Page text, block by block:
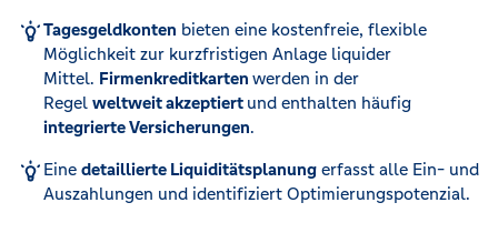
Tagesgeldkonten bieten eine kostenfreie, flexible
Möglichkeit zur kurzfristigen Anlage liquider
Mittel. Firmenkreditkarten werden in der
Regel weltweit akzeptiert und enthalten häufig
integrierte Versicherungen.
Eine detaillierte Liquiditätsplanungerfasst alle Ein- und
Auszahlungen und identifiziert Optimierungspotenzial.